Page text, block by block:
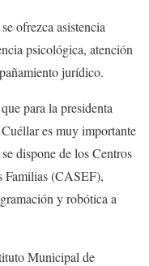
ofrezca asistencia
psicológica, atención
jurídico.
para la presidenta
es muy importante
dispone de los Centros
Familias (CASEF),
y robótica a
Municipal de